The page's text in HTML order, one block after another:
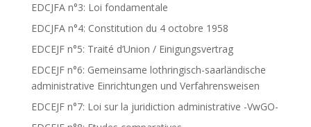
EDCJFA n°3: Loi fondamentale
EDCJFA n°4: Constitution du 4 octobre 1958
EDCEJF n°5: Traité d’Union / Einigungsvertrag
EDCEJF n°6: Gemeinsame lothringisch-saarländische
administrative Einrichtungen und Verfahrensweisen
EDCEJF n°7: Loi sur la juridiction administrative -VwGO-